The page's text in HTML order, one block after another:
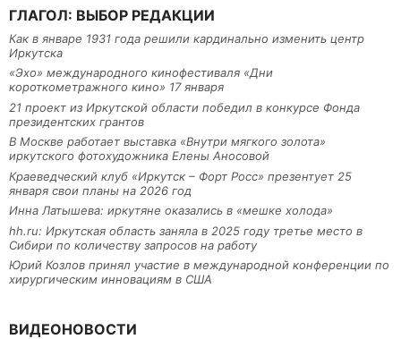
ГЛАГОЛ: ВЫБОР РЕДАКЦИИ
Как в январе 1931 года решили кардинально изменить центр
Иркутска
«Эхо» международного кинофестиваля «Дни
короткометражного кино» 17 января
21 проект из Иркутской области победил в конкурсе Фонда
президентских грантов
В Москве работает выставка «Внутри мягкого золота»
иркутского фотохудожника Елены Аносовой
Краеведческий клуб «Иркутск – Форт Росс» презентует 25
января свои планы на 2026 год
Инна Латышева: иркутяне оказались в «мешке холода»
hh.ru: Иркутская область заняла в 2025 году третье место в
Сибири по количеству запросов на работу
Юрий Козлов принял участие в международной конференции по
хирургическим инновациям в США
ВИДЕОНОВОСТИ